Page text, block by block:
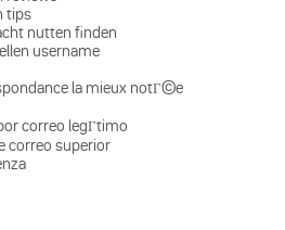
tips
nutten finden
username
la mieux notГ©e
correo legГ­timo
correo superior